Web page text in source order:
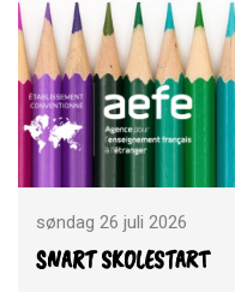
søndag 26 juli 2026
SNART SKOLESTART